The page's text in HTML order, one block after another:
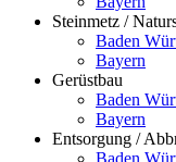
Steinmetz /
Baden
Bayern
Gerüstbau
Baden
Bayern
Entsorgung /
Baden